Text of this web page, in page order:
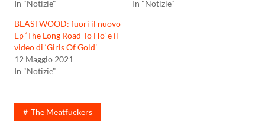
In "Notizie"
In "Notizie"
BEASTWOOD: fuori il nuovo
Ep ‘The Long Road To Ho’ e il
video di ‘Girls Of Gold’
12 Maggio 2021
In "Notizie"
The Meatfuckers